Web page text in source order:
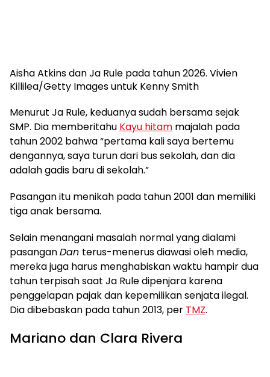
Aisha Atkins dan Ja Rule pada tahun 2026. Vivien
Killilea/Getty Images untuk Kenny Smith
Menurut Ja Rule, keduanya sudah bersama sejak
SMP. Dia memberitahu Kayu hitam majalah pada
tahun 2002 bahwa “pertama kali saya bertemu
dengannya, saya turun dari bus sekolah, dan dia
adalah gadis baru di sekolah.”
Pasangan itu menikah pada tahun 2001 dan memiliki
tiga anak bersama.
Selain menangani masalah normal yang dialami
pasanganDan terus-menerus diawasi oleh media,
mereka juga harus menghabiskan waktu hampir dua
tahun terpisah saat Ja Rule dipenjara karena
penggelapan pajak dan kepemilikan senjata ilegal.
Dia dibebaskan pada tahun 2013, per TMZ.
Mariano dan Clara Rivera